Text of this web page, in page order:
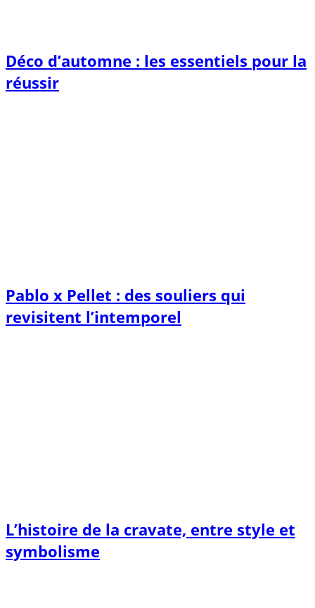
Déco d’automne : les essentiels pour la
réussir
Pablo x Pellet : des souliers qui
revisitent l’intemporel
L’histoire de la cravate, entre style et
symbolisme